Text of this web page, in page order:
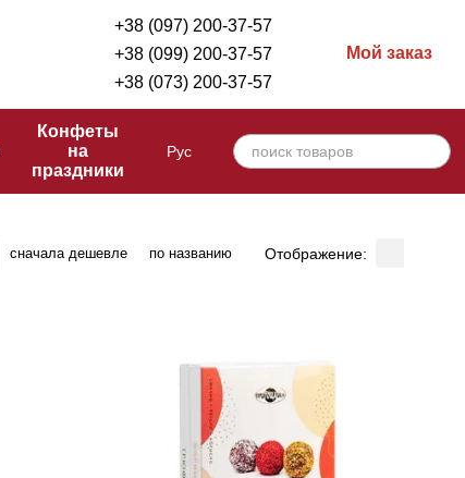
+38 (097) 200-37-57
+38 (099) 200-37-57
+38 (073) 200-37-57
Мой заказ
Конфеты
на
праздники
Рус
сначала дешевле по названию Отображение: